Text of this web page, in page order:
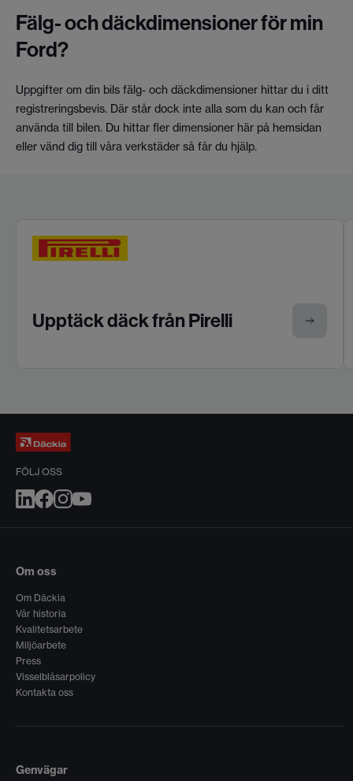
Fälg- och däckdimensioner för min
Ford?
Uppgifter om din bils fälg- och däckdimensioner hittar du i ditt
registreringsbevis. Där står dock inte alla som du kan och får
använda till bilen. Du hittar fler dimensioner här på hemsidan
eller vänd dig till våra verkstäder så får du hjälp.
Upptäck däck från Pirelli
FÖLJ OSS
Om oss
Om Däckia
Vår historia
Kvalitetsarbete
Miljöarbete
Press
Visselblåsarpolicy
Kontakta oss
Genvägar